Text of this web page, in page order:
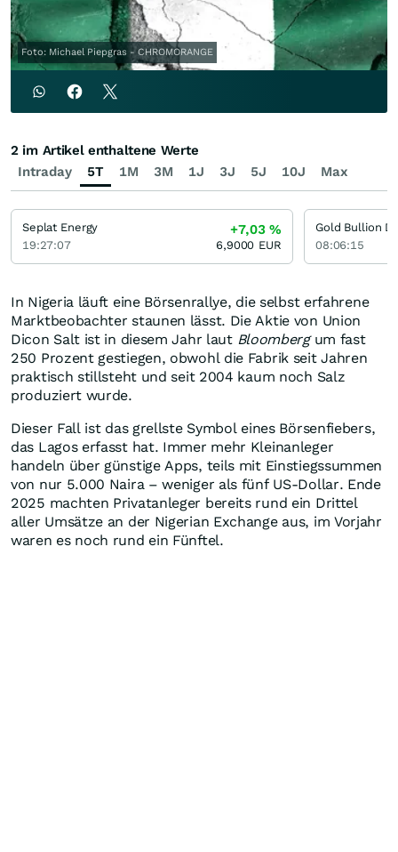
Foto: Michael Piepgras - CHROMORANGE
In Nigeria läuft eine Börsenrallye, die selbst erfahrene
Marktbeobachter staunen lässt. Die Aktie von Union
Dicon Salt ist in diesem Jahr laut Bloombergum fast
250 Prozent gestiegen, obwohl die Fabrik seit Jahren
praktisch stillsteht und seit 2004 kaum noch Salz
produziert wurde.
Dieser Fall ist das grellste Symbol eines Börsenfiebers,
das Lagos erfasst hat. Immer mehr Kleinanleger
handeln über günstige Apps, teils mit Einstiegssummen
von nur 5.000 Naira – weniger als fünf US-Dollar. Ende
2025 machten Privatanleger bereits rund ein Drittel
aller Umsätze an der Nigerian Exchange aus, im Vorjahr
waren es noch rund ein Fünftel.
Intraday 5T 1M 3M 1J 3J 5J 10J Max
2 im Artikel enthaltene Werte
Seplat Energy
19:27:07
+7,03%
6,9000 EUR
Gold Bullion
08:06:15